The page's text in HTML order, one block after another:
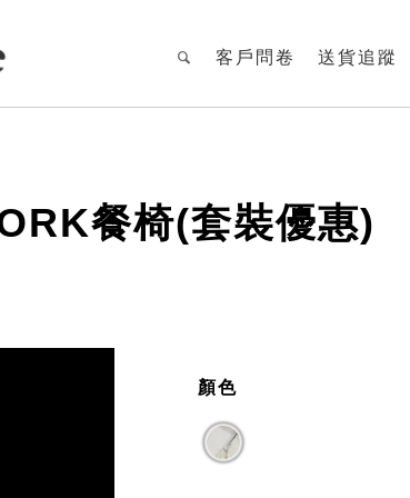
送貨追蹤
客戶問卷
餐椅(套裝優惠)
顏色